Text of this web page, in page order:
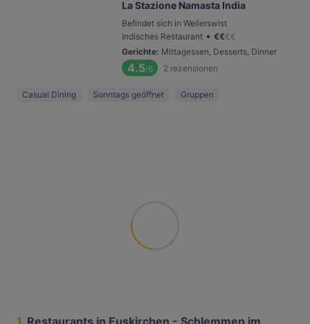
La Stazione Namasta India
Befindet sich in Weilerswist
Indisches Restaurant • €€€€
Gerichte: Mittagessen, Desserts, Dinner
4.5/6 2 rezensionen
Casual Dining Sonntags geöffnet Gruppen
1. Restaurants in Euskirchen - Schlemmen im